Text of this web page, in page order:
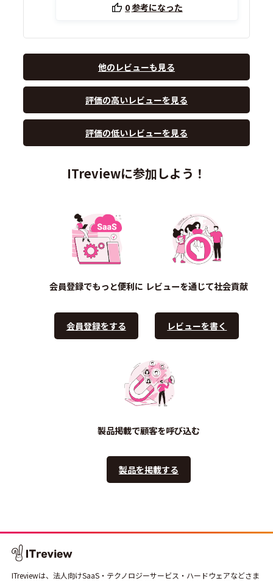
0参考になった
他のレビューも見る
評価の高いレビューを見る
評価の低いレビューを見る
ITreviewに参加しよう！
会員登録でもっと便利に
会員登録をする
レビューを通じて社会貢献
レビューを書く
製品掲載で顧客を呼び込む
製品を掲載する
ITreviewは、法人向けSaaS・テクノロジーサービス・ハードウェアなどさま